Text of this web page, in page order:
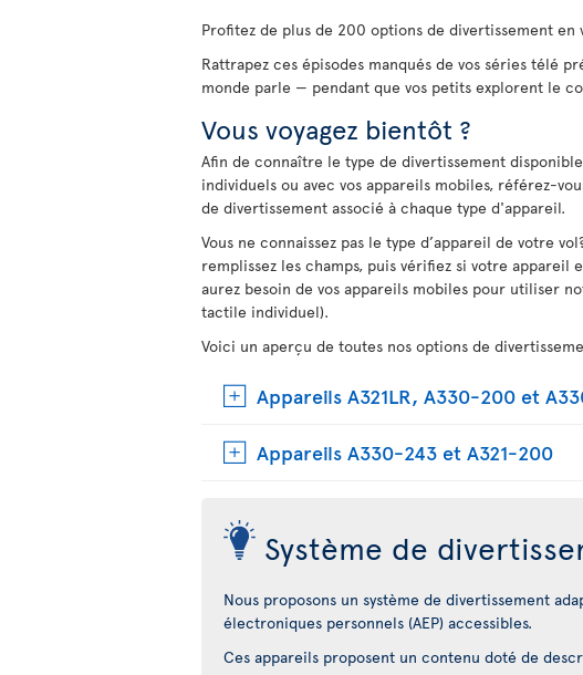
Profitez de plus de 200 options de divertissement
Rattrapez ces épisodes manqués de vos séries télé
monde parle — pendant que vos petits explorent le
Vous voyagez bientôt ?
Afin de connaître le type de divertissement
individuels ou avec vos appareils mobiles, référez-
de divertissement associé à chaque type d'appareil.
Vous ne connaissez pas le type d’appareil de votre
remplissez les champs, puis vérifiez si votre appareil
aurez besoin de vos appareils mobiles pour utiliser
tactile individuel).
Voici un aperçu de toutes nos options de
Appareils A321LR, A330-200 et
Appareils A330-243 et A321-200
Système de
Nous proposons un système de divertissement
électroniques personnels (AEP) accessibles.
Ces appareils proposent un contenu doté de